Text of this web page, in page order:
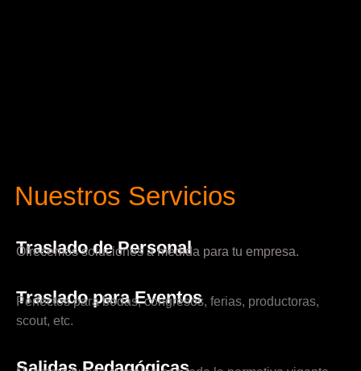
Nuestros Servicios
Traslado de Personal
Ofrecemos soluciones a medida para tu empresa.
Traslado para Eventos
Perfectos para bodas, congresos, ferias, productoras,
scout, etc.